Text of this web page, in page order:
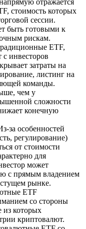
отражается
стоимость которых
сессии.
быть готовыми к
рискам.
ETF,
инвесторов
затраты на
листинг на
команды.
чем у
сложности
конечную
за особенностей
регулирование)
от стоимости
для
может
с прямым владением
рынке.
ETF
со стороны
из которых
криптовалют.